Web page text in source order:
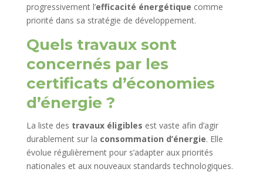
progressivement l’efficacité énergétique comme
priorité dans sa stratégie de développement.
Quels travaux sont
concernés par les
certificats d’économies
d’énergie ?
La liste des travaux éligibles est vaste afin d’agir
durablement sur la consommation d’énergie. Elle
évolue régulièrement pour s’adapter aux priorités
nationales et aux nouveaux standards technologiques.